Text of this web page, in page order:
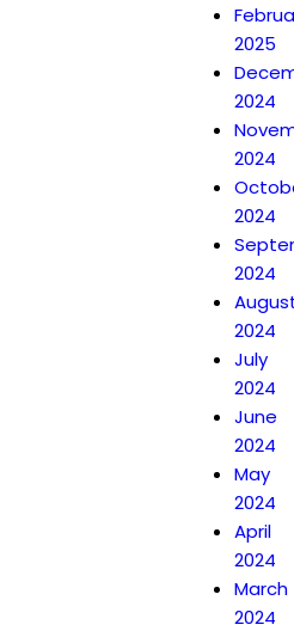
2025
2024
2024
2024
2024
2024
July
2024
June
2024
May
2024
April
2024
March
2024